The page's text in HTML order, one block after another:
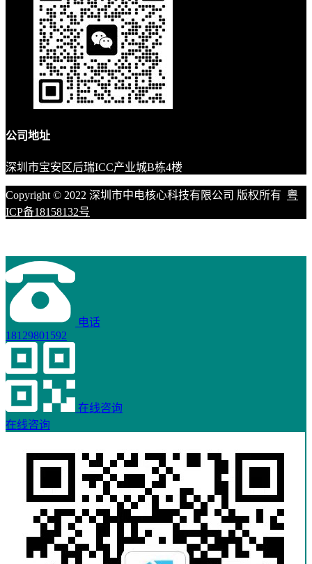
公司地址
深圳市宝安区后瑞ICC产业城B栋4楼
Copyright © 2022 深圳市中电核心科技有限公司 版权所有 粤
ICP备18158132号
电话
18129801592
在线咨询
在线咨询